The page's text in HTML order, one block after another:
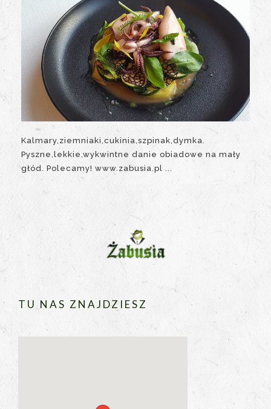
Kalmary,ziemniaki,cukinia,szpinak,dymka.
Pyszne,lekkie,wykwintne danie obiadowe na mały
głód. Polecamy! www.zabusia.pl ...
TU NAS ZNAJDZIESZ